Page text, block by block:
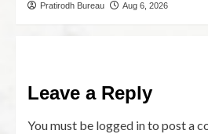
Pratirodh Bureau Aug 6, 2026
Leave a Reply
You must be logged into post a